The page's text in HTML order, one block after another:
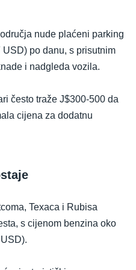
nude plaćeni parking
po danu, s prisutnim
i nadgleda vozila.
često traže J$300-500 da
cijena za dodatnu
Texaca i Rubisa
s cijenom benzina oko